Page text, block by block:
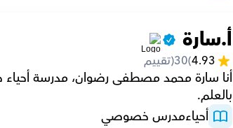
أ.سارة
4.93
(
30(تقييم
بالعلم.
أحياءمدرس خصوصي